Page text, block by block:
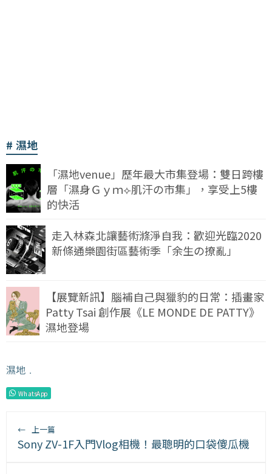
濕地
「濕地venue」歷年最大市集登場：雙日跨樓
層「濕身Ｇｙｍ⟣肌汗の市集」，享受上5樓
的快活
走入林森北讓藝術滌淨自我：歡迎光臨2020
新條通樂園街區藝術季「余生の撩亂」
【展覽新訊】腦補自己與獵豹的日常：插畫家
Patty Tsai 創作展《LE MONDE DE PATTY》
濕地登場
濕地 ﹒
WhatsApp
← 上一篇
Sony ZV-1F入門Vlog相機！最聰明的口袋傻瓜機